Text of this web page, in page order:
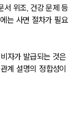
서 위조, 건강 문제 등
는 사면 절차가 필요
자가 발급되는 것은
계 설명의 정합성이